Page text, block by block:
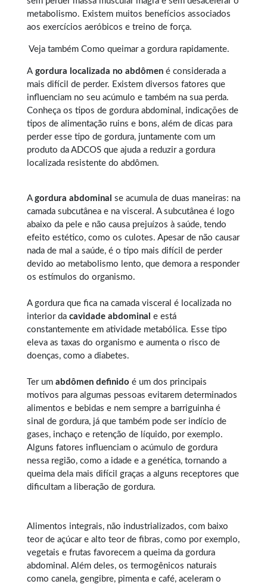
metabolismo. Existem muitos benefícios associados
aos exercícios aeróbicos e treino de força.
Veja também Como queimar a gordura rapidamente.
A gordura localizada no abdômen é considerada a
mais difícil de perder. Existem diversos fatores que
influenciam no seu acúmulo e também na sua perda.
Conheça os tipos de gordura abdominal , indicações de
tipos de alimentação ruins e bons, além de dicas para
perder esse tipo de gordura, juntamente com um
produto da ADCOS que ajuda a reduzir a gordura
localizada resistente do abdômen.
A gordura abdominal se acumula de duas maneiras: na
camada subcutânea e na visceral. A subcutânea é logo
abaixo da pele e não causa prejuízos à saúde, tendo
efeito estético, como os culotes. Apesar de não causar
nada de mal a saúde, é o tipo mais difícil de perder
devido ao metabolismo lento, que demora a responder
os estímulos do organismo.
A gordura que fica na camada visceral é localizada no
interior da cavidade abdominal e está
constantemente em atividade metabólica. Esse tipo
eleva as taxas do organismo e aumenta o risco de
doenças, como a diabetes.
Ter um abdômen definido é um dos principais
motivos para algumas pessoas evitarem determinados
alimentos e bebidas e nem sempre a barriguinha é
sinal de gordura, já que também pode ser indício de
gases, inchaço e retenção de líquido, por exemplo.
Alguns fatores influenciam o acúmulo de gordura
nessa região, como a idade e a genética, tornando a
queima dela mais difícil graças a alguns receptores que
dificultam a liberação de gordura.
Alimentos integrais, não industrializados, com baixo
teor de açúcar e alto teor de fibras, como por exemplo,
vegetais e frutas favorecem a queima da gordura
abdominal. Além deles, os termogênicos naturais
como canela, gengibre, pimenta e café, aceleram o